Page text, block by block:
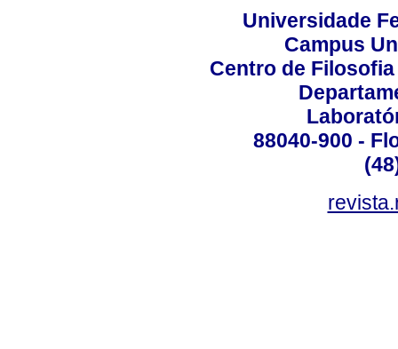
Universidade
Campus
Centro de
88040-900 -